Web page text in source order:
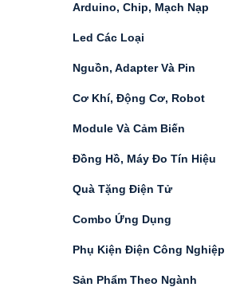
Arduino, Chip, Mạch Nạp
Led Các Loại
Nguồn, Adapter Và Pin
Cơ Khí, Động Cơ, Robot
Module Và Cảm Biến
Đồng Hồ, Máy Đo Tín Hiệu
Quà Tặng Điện Tử
Combo Ứng Dụng
Phụ Kiện Điện Công Nghiệp
Sản Phẩm Theo Ngành